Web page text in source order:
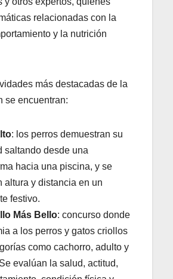
relacionadas con la
y la nutrición
más destacadas de la
se encuentran:
: los perros demuestran su
saltando desde una
hacia una piscina, y se
altura y distancia en un
festivo.
Más Bello: concurso donde
a los perros y gatos criollos
como cachorro, adulto y
evalúan la salud, actitud,